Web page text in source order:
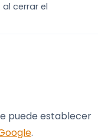
al cerrar el
puede establecer
.